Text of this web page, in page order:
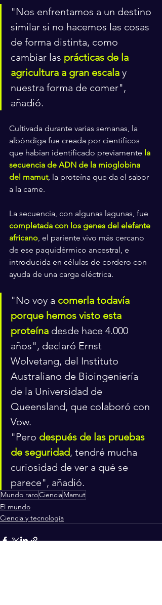
"Nos enfrentamos a un destino
similar si no hacemos las cosas
de forma distinta, como
cambiar las prácticas de la
agricultura a gran escala y
nuestra forma de comer",
añadió.
Cultivada durante varias semanas, la
albóndiga fue creada por científicos
que habían identificado previamente la
secuencia de ADN de la mioglobina
del mamut, la proteína que da el sabor
a la carne.
La secuencia, con algunas lagunas, fue
completada con los genes del elefante
africano , el pariente vivo más cercano
de ese paquidérmico ancestral, e
introducida en células de cordero con
ayuda de una carga eléctrica.
"No voy a comerla todavía
porque hemos visto esta
proteína desde hace 4.000
años", declaró Ernst
Wolvetang, del Instituto
Australiano de Bioingeniería
de la Universidad de
Queensland, que colaboró con
Vow.
"Pero después de las pruebas
de seguridad, tendré mucha
curiosidad de ver a qué se
parece", añadió.
Mundo raroCienciaMamut
El mundo
Ciencia y tecnología